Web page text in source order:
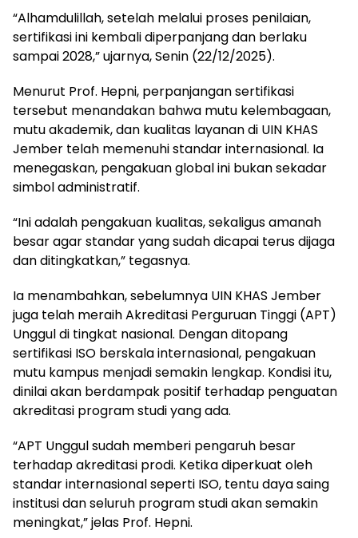
“Alhamdulillah, setelah melalui proses penilaian,
sertifikasi ini kembali diperpanjang dan berlaku
sampai 2028,” ujarnya, Senin (22/12/2025).
Menurut Prof. Hepni, perpanjangan sertifikasi
tersebut menandakan bahwa mutu kelembagaan,
mutu akademik, dan kualitas layanan di UIN KHAS
Jember telah memenuhi standar internasional. Ia
menegaskan, pengakuan global ini bukan sekadar
simbol administratif.
“Ini adalah pengakuan kualitas, sekaligus amanah
besar agar standar yang sudah dicapai terus dijaga
dan ditingkatkan,” tegasnya.
Ia menambahkan, sebelumnya UIN KHAS Jember
juga telah meraih Akreditasi Perguruan Tinggi (APT)
Unggul di tingkat nasional. Dengan ditopang
sertifikasi ISO berskala internasional, pengakuan
mutu kampus menjadi semakin lengkap. Kondisi itu,
dinilai akan berdampak positif terhadap penguatan
akreditasi program studi yang ada.
“APT Unggul sudah memberi pengaruh besar
terhadap akreditasi prodi. Ketika diperkuat oleh
standar internasional seperti ISO, tentu daya saing
institusi dan seluruh program studi akan semakin
meningkat,” jelas Prof. Hepni.